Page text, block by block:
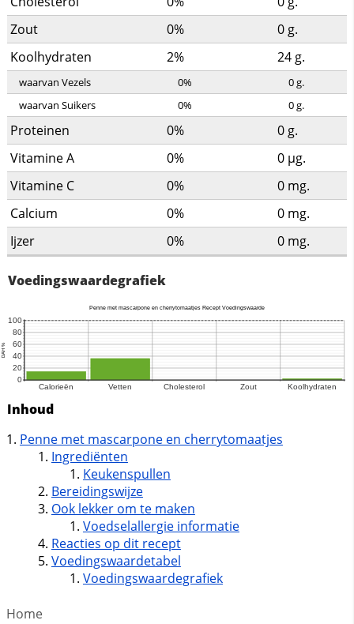
Zout
0% 0 g.
Koolhydraten
2% 24 g.
waarvan Vezels 0% 0g.
waarvan Suikers
0% 0g.
Proteinen 0% 0 g.
Vitamine A
0% 0 µg.
Vitamine C
0% 0 mg.
Calcium
0% 0 mg.
Ijzer
0% 0 mg.
Voedingswaardegrafiek
Inhoud
Penne met mascarpone en cherrytomaatjes
Ingrediënten
Keukenspullen
Bereidingswijze
Ook lekker om te maken
Voedselallergie informatie
Reacties op dit recept
Voedingswaardetabel
Voedingswaardegrafiek
Home